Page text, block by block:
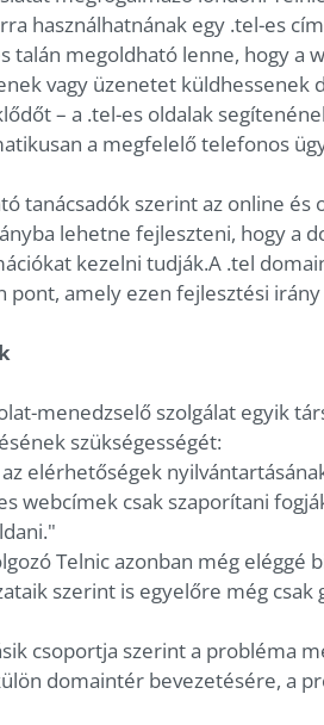
használhatnának egy .tel-es
talán megoldható lenne, hogy a
vagy üzenetet küldhessenek
– a .tel-es oldalak
a megfelelő telefonos
tanácsadók szerint az online
lehetne fejleszteni, hogy a
kezelni tudják.A .tel
pont, amely ezen fejlesztési
menedzselő szolgálat egyik
szükségességét:
elérhetőségek
webcímek csak szaporítani
Telnic azonban még eléggé
szerint is egyelőre még
csoportja szerint a probléma
domaintér bevezetésére, a